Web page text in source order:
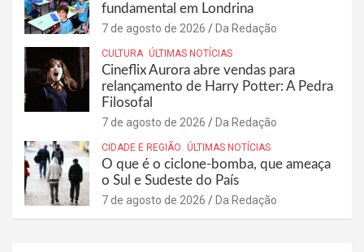
fundamental em Londrina
7 de agosto de 2026 Da Redação
CULTURA ÚLTIMAS NOTÍCIAS
Cineflix Aurora abre vendas para
relançamento de Harry Potter: A Pedra
Filosofal
7 de agosto de 2026 Da Redação
CIDADE E REGIÃO ÚLTIMAS NOTÍCIAS
O que é o ciclone-bomba, que ameaça
o Sul e Sudeste do País
7 de agosto de 2026 Da Redação